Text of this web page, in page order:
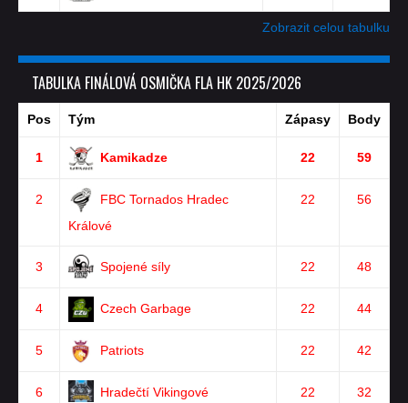
Zobrazit celou tabulku
TABULKA FINÁLOVÁ OSMIČKA FLA HK 2025/2026
Pos Tým Zápasy Body
1 Kamikadze 22 59
2
FBC Tornados Hradec
Králové
22 56
3 Spojené síly 22 48
4 Czech Garbage 22 44
5 Patriots 22 42
6 Hradečtí Vikingové 22 32